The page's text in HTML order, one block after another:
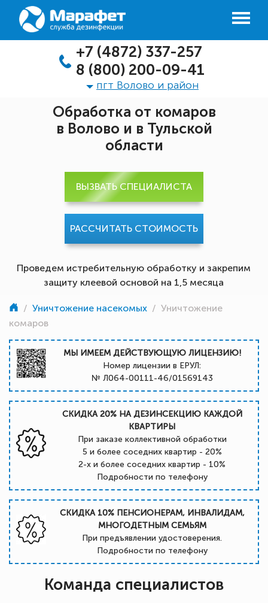
+7 (4872) 337-257
8 (800) 200-09-41
пгт Волово и район
Обработка от комаров
в Волово и в Тульской
области
Проведем истребительную обработку и закрепим
защиту клеевой основой на 1,5 месяца
ВЫЗВАТЬ СПЕЦИАЛИСТА
РАССЧИТАТЬ СТОИМОСТЬ
/ Уничтожение насекомых / Уничтожение
комаров
МЫ ИМЕЕМ ДЕЙСТВУЮЩУЮ ЛИЦЕНЗИЮ!
Номер лицензии в ЕРУЛ:
№ Л064-00111-46/01569143
СКИДКА 20% НА ДЕЗИНСЕКЦИЮ КАЖДОЙ
КВАРТИРЫ
При заказе коллективной обработки
5 и более соседних квартир - 20%
2-х и более соседних квартир - 10%
Подробности по телефону
СКИДКА 10% ПЕНСИОНЕРАМ, ИНВАЛИДАМ,
МНОГОДЕТНЫМ СЕМЬЯМ
При предъявлении удостоверения.
Подробности по телефону
Команда специалистов